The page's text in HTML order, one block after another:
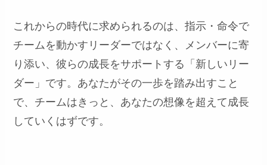
これからの時代に求められるのは、指示・命令で
チームを動かすリーダーではなく、メンバーに寄
り添い、彼らの成長をサポートする「新しいリー
ダー」です。あなたがその一歩を踏み出すこと
で、チームはきっと、あなたの想像を超えて成長
していくはずです。